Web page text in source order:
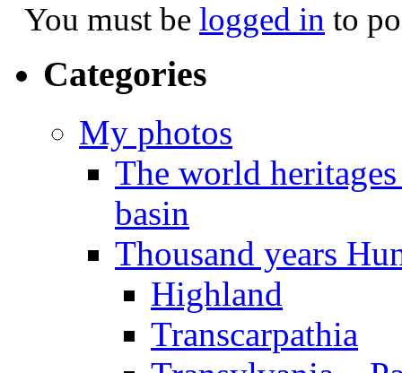
You must be logged in to
Categories
My photos
The world
basin
Thousand years
Highland
Transcarpathia